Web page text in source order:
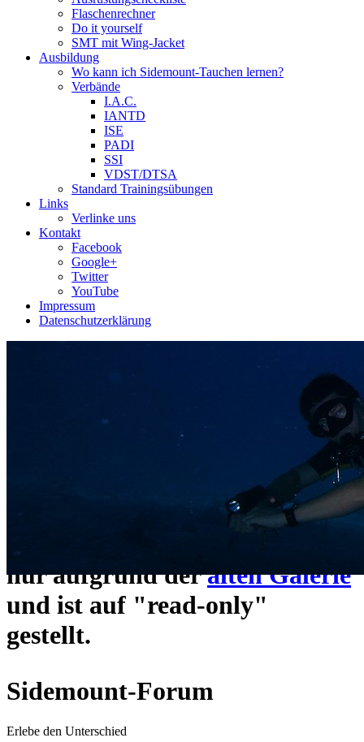
Flaschenrechner
Do it yourself
SMT mit Wing-Jacket
Ausbildung
Wo kann ich Sidemount-Tauchen lernen?
Verbände
I.A.C.
IANTD
ISE
PADI
SSI
VDST/DTSA
Standard Trainingsübungen
Links
Verlinke uns
Kontakt
Facebook
Google+
Twitter
YouTube
Impressum
Datenschutzerklärung
Das Sidemount-Forum ist auf
umgezogen und wie gewohnt
https://www.sidemount-
erreichbar.
nur aufgrund deralten Galerie
und ist auf "read-only"
gestellt.
Sidemount-Forum
Erlebe den Unterschied